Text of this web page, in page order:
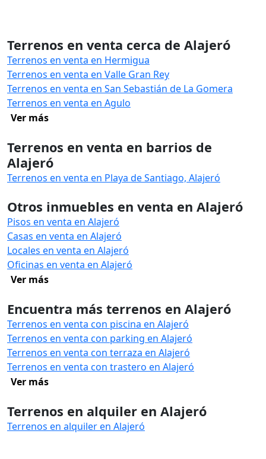
Terrenos en venta cerca de Alajeró
Terrenos en venta en Hermigua
Terrenos en venta en Valle Gran Rey
Terrenos en venta en San Sebastián de La Gomera
Terrenos en venta en Agulo
Ver más
Terrenos en venta en barrios de
Alajeró
Terrenos en venta en Playa de Santiago, Alajeró
Otros inmuebles en venta en Alajeró
Pisos en venta en Alajeró
Casas en venta en Alajeró
Locales en venta en Alajeró
Oficinas en venta en Alajeró
Ver más
Encuentra más terrenos en Alajeró
Terrenos en venta con piscina en Alajeró
Terrenos en venta con parking en Alajeró
Terrenos en venta con terraza en Alajeró
Terrenos en venta con trastero en Alajeró
Ver más
Terrenos en alquiler en Alajeró
Terrenos en alquiler en Alajeró